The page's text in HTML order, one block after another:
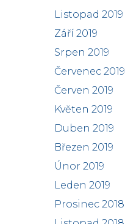
Listopad 2019
Září 2019
Srpen 2019
Červenec 2019
Červen 2019
Květen 2019
Duben 2019
Březen 2019
Únor 2019
Leden 2019
Prosinec 2018